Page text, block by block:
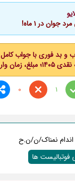
و بد فوری با جواب کامل
دهک‌بندی
1
0
نمناک/ن/ن.ح
فوتبالیست ها